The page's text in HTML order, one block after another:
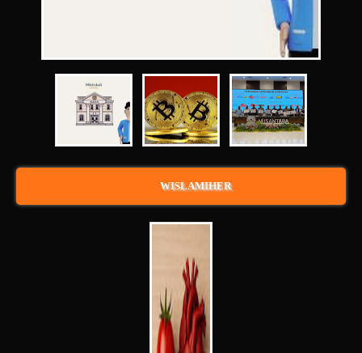
WISLAMIHER